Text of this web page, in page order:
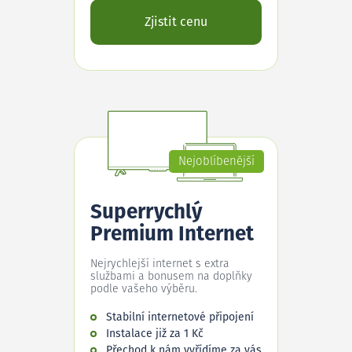
Zjistit cenu
Nejoblíbenější
Superrychlý
Premium Internet
Nejrychlejší internet s extra
službami a bonusem na doplňky
podle vašeho výběru.
Stabilní internetové připojení
Instalace již za 1 Kč